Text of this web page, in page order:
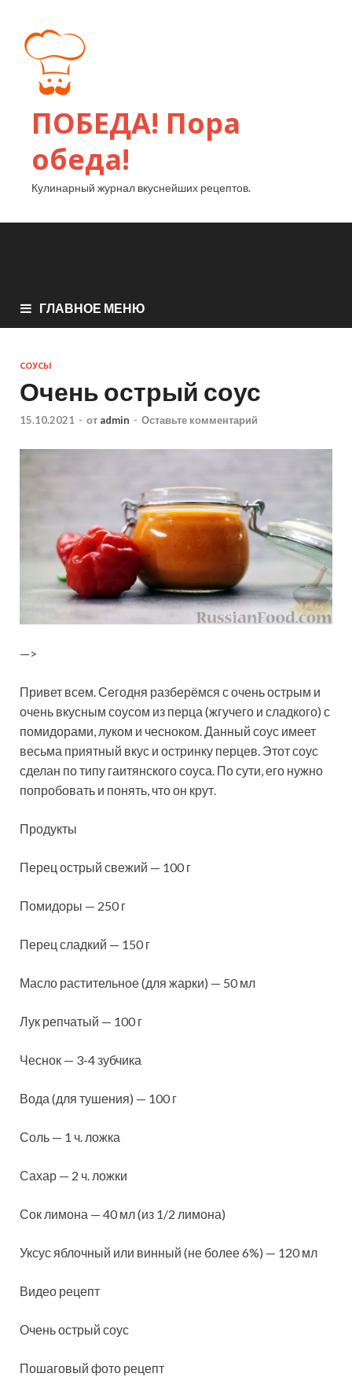
ПОБЕДА! Пора
обеда!
Кулинарный журнал вкуснейших рецептов.
ГЛАВНОЕ МЕНЮ
СОУСЫ
Очень острый соус
15.10.2021 - от admin - Оставьте комментарий
—>
Привет всем. Сегодня разберёмся с очень острым и
очень вкусным соусом из перца (жгучего и сладкого) с
помидорами, луком и чесноком. Данный соус имеет
весьма приятный вкус и остринку перцев. Этот соус
сделан по типу гаитянского соуса. По сути, его нужно
попробовать и понять, что он крут.
Продукты
Перец острый свежий — 100 г
Помидоры — 250 г
Перец сладкий — 150 г
Масло растительное (для жарки) — 50 мл
Лук репчатый — 100 г
Чеснок — 3-4 зубчика
Вода (для тушения) — 100 г
Соль — 1 ч. ложка
Сахар — 2 ч. ложки
Сок лимона — 40 мл (из 1/2 лимона)
Уксус яблочный или винный (не более 6%) — 120 мл
Видео рецепт
Очень острый соус
Пошаговый фото рецепт